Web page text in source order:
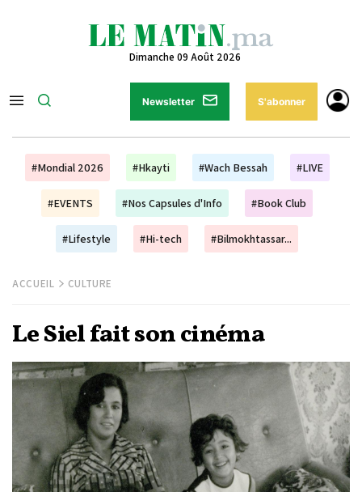
Dimanche 09 Août 2026
Newsletter S'abonner
#Mondial 2026 #Hkayti #Wach Bessah #LIVE
#EVENTS #Nos Capsules d'Info #Book Club
#Lifestyle #Hi-tech #Bilmokhtassar...
ACCUEIL CULTURE
Le Siel fait son cinéma